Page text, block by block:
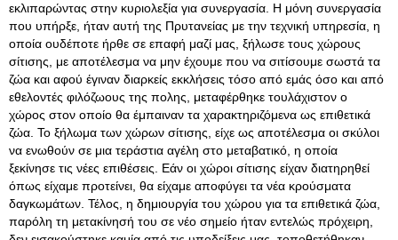
εκλιπαρώντας στην κυριολεξία για συνεργασία. Η μόνη συνεργασία
που υπήρξε, ήταν αυτή της Πρυτανείας με την τεχνική υπηρεσία, η
οποία ουδέποτε ήρθε σε επαφή μαζί μας, ξήλωσε τους χώρους
σίτισης, με αποτέλεσμα να μην έχουμε που να σιτίσουμε σωστά τα
ζώα και αφού έγιναν διαρκείς εκκλήσεις τόσο από εμάς όσο και από
εθελοντές φιλόζωους της πολης, μεταφέρθηκε τουλάχιστον ο
χώρος στον οποίο θα έμπαιναν τα χαρακτηριζόμενα ως επιθετικά
ζώα. Το ξήλωμα των χώρων σίτισης, είχε ως αποτέλεσμα οι σκύλοι
να ενωθούν σε μια τεράστια αγέλη στο μεταβατικό, η οποία
ξεκίνησε τις νέες επιθέσεις. Εάν οι χώροι σίτισης είχαν διατηρηθεί
όπως είχαμε προτείνει, θα είχαμε αποφύγει τα νέα κρούσματα
δαγκωμάτων. Τέλος, η δημιουργία του χώρου για τα επιθετικά ζώα,
παρόλη τη μετακίνησή του σε νέο σημείο ήταν εντελώς πρόχειρη,